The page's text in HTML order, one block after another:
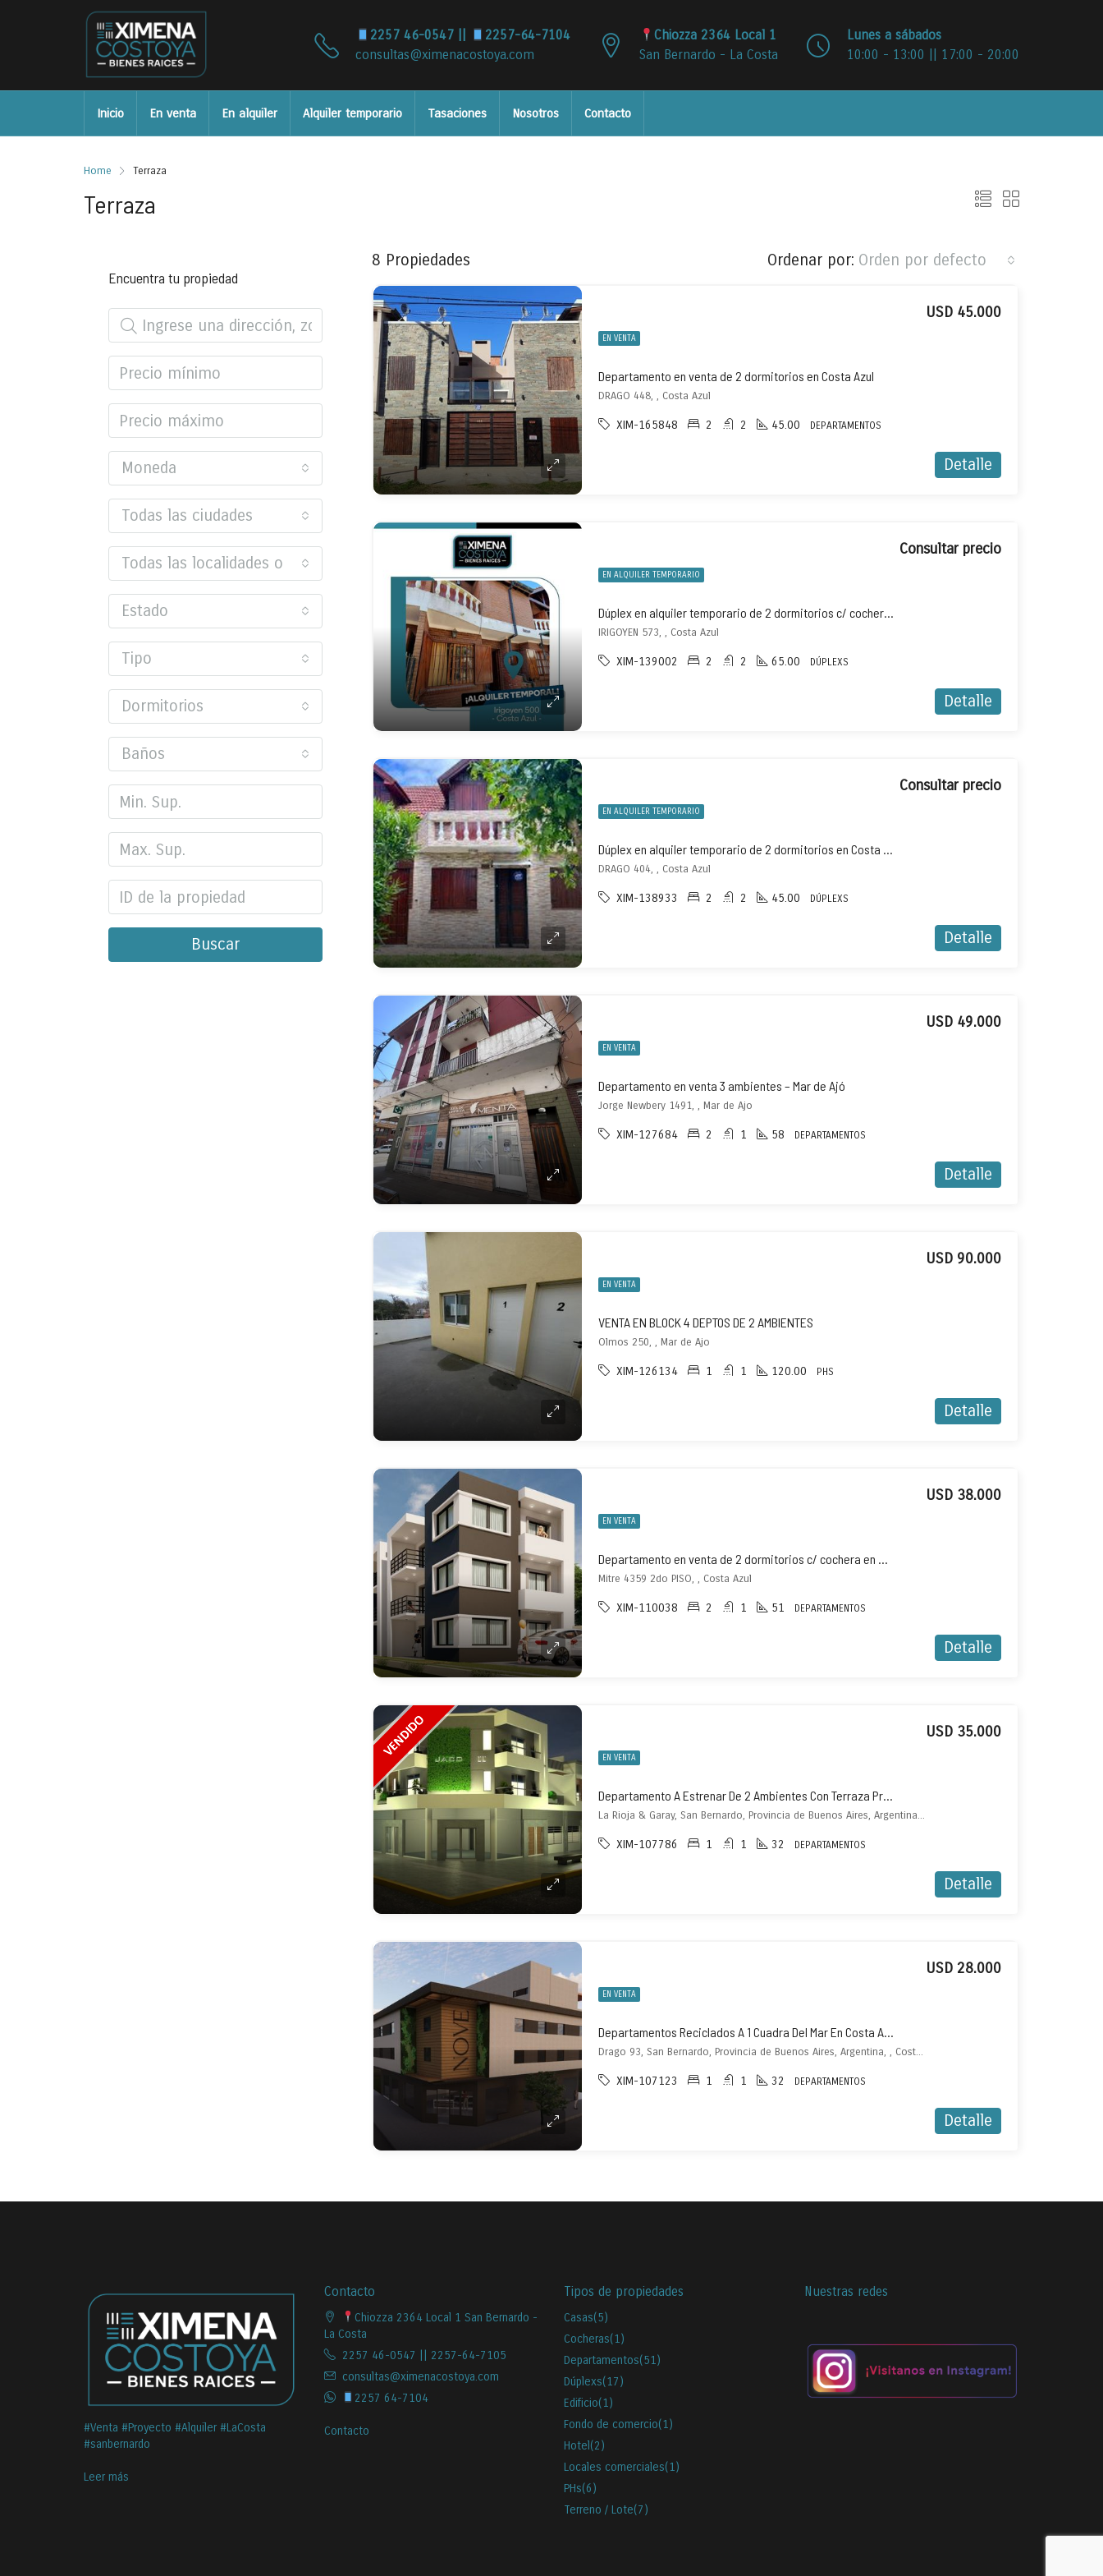
2257 46-0547 ||
2257-64-7104
consultas@ximenacostoya.com
Chiozza 2364 Local 1
San Bernardo - La Costa
Lunes a sábados
10:00 - 13:00 || 17:00 - 20:00
Inicio En venta En alquiler Alquiler temporario Tasaciones Nosotros Contacto
Home Terraza
Terraza
8 Propiedades Ordenar por: Orden por defecto
EN VENTA
Departamento en venta de 2 dormitorios en Costa Azul
USD 45.000
DRAGO 448, , Costa Azul
XIM-165848 2 2 45.00 DEPARTAMENTOS
Detalle
EN ALQUILER TEMPORARIO
Dúplex en alquiler temporario de 2 dormitorios c/ cochera en Costa Azul
Consultar precio
IRIGOYEN 573, , Costa Azul
XIM-139002 2 2 65.00 DÚPLEXS
Detalle
EN ALQUILER TEMPORARIO
Dúplex en alquiler temporario de 2 dormitorios en Costa Azul
Consultar precio
DRAGO 404, , Costa Azul
XIM-138933 2 2 45.00 DÚPLEXS
Detalle
EN VENTA
Departamento en venta 3 ambientes – Mar de Ajó
USD 49.000
Jorge Newbery 1491, , Mar de Ajo
XIM-127684 2 1 58 DEPARTAMENTOS
Detalle
EN VENTA
VENTA EN BLOCK 4 DEPTOS DE 2 AMBIENTES
USD 90.000
Olmos 250, , Mar de Ajo
XIM-126134 1 1 120.00 PHS
Detalle
EN VENTA
Departamento en venta de 2 dormitorios c/ cochera en Costa Azul con terraza
USD 38.000
Mitre 4359 2do PISO, , Costa Azul
XIM-110038 2 1 51 DEPARTAMENTOS
Detalle
EN VENTA
Departamento A Estrenar De 2 Ambientes Con Terraza Propia
USD 35.000
La Rioja & Garay, San Bernardo, Provincia de Buenos Aires, Argentina, , San Bernardo
XIM-107786 1 1 32 DEPARTAMENTOS
Detalle
EN VENTA
Departamentos Reciclados A 1 Cuadra Del Mar En Costa Azul – (flipping House)
USD 28.000
Drago 93, San Bernardo, Provincia de Buenos Aires, Argentina, , Costa Azul
XIM-107123 1 1 32 DEPARTAMENTOS
Detalle
Encuentra tu propiedad
Moneda
Todas las ciudades
Todas las localidades o barrios
Estado
Tipo
Dormitorios
Baños
Buscar
#Venta #Proyecto #Alquiler #LaCosta
#sanbernardo
Leer más
Contacto
Chiozza 2364 Local 1 San Bernardo -
La Costa
2257 46-0547 || 2257-64-7105
consultas@ximenacostoya.com
2257 64-7104
Contacto
Tipos de propiedades
Casas(5)
Cocheras(1)
Departamentos(51)
Dúplexs(17)
Edificio(1)
Fondo de comercio(1)
Hotel(2)
Locales comerciales(1)
PHs(6)
Terreno / Lote(7)
Nuestras redes